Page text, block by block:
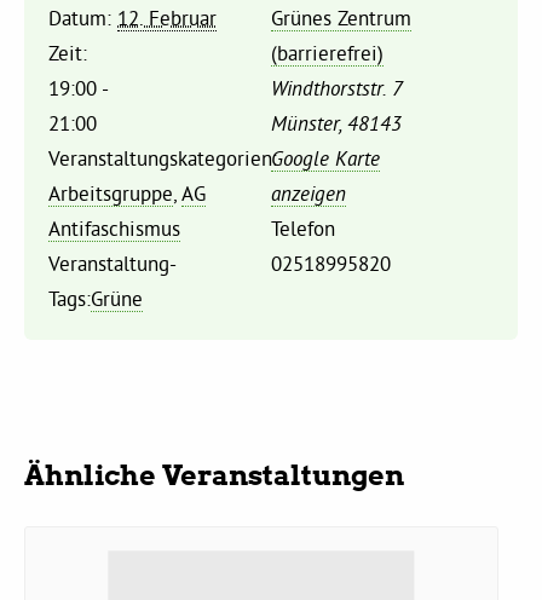
Sylvia Rietenberg, MdB
Dorothea Deppermann, MdL
Josefine Paul, MdL
Robin Korte, MdL
Datum: 12. Februar
Zeit:
19:00 -
21:00
Veranstaltungskategorien:
Arbeitsgruppe ,AG
Antifaschismus
Veranstaltung-
Tags:Grüne
Grünes Zentrum
(barrierefrei)
Windthorststr. 7
Münster, 48143
Google Karte
anzeigen
Telefon
02518995820
Ähnliche Veranstaltungen